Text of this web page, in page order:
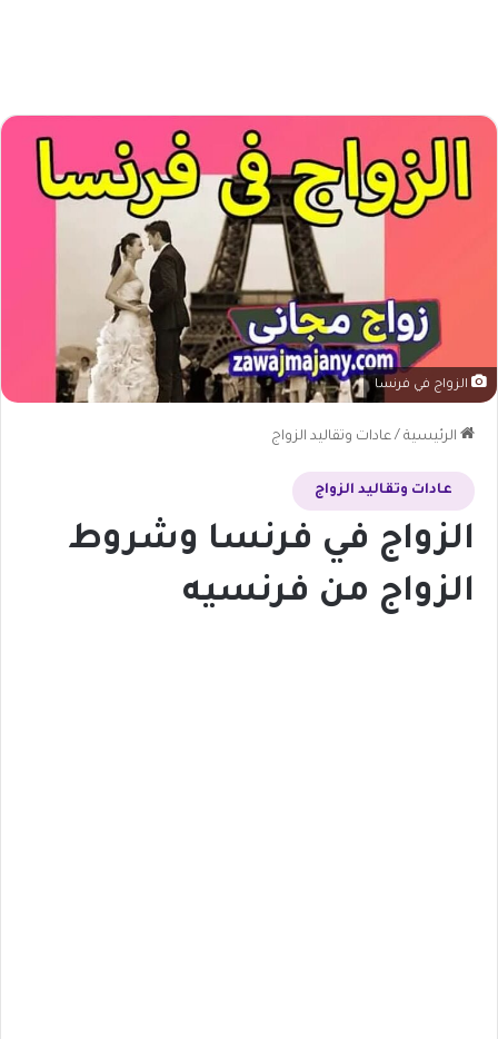
الزواج في فرنسا
الرئيسية / عادات وتقاليد الزواج
عادات وتقاليد الزواج
الزواج في فرنسا وشروط
الزواج من فرنسيه